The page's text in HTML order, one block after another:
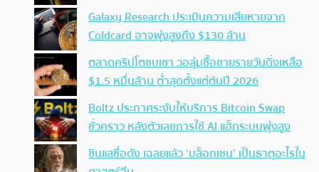
Galaxy Research ประเมินความเสียหายจาก
Coldcard อาจพุ่งสูงถึง $130 ล้าน
ตลาดคริปโตซบเซา วอลุ่มซื้อขายรายวันดิ่งเหลือ
$1.5 หมื่นล้าน ต่ำสุดตั้งแต่ต้นปี 2026
Boltz ประกาศระงับให้บริการ Bitcoin Swap
ชั่วคราว หลังตัวเลขการใช้ AI แฮ็กระบบพุ่งสูง
ซินแสชื่อดัง เฉลยแล้ว ‘บล็อกเชน’ เป็นธาตุอะไรใน